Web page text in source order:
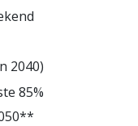
2040)
85%